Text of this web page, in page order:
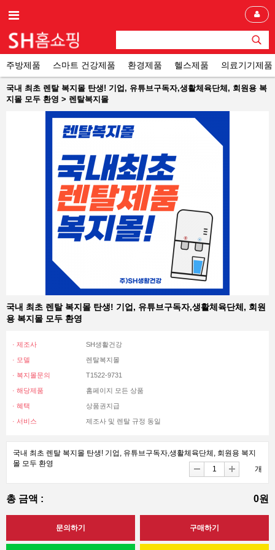
주방제품 스마트 건강제품 환경제품 헬스제품 의료기기제품
국내 최초 렌탈 복지몰 탄생! 기업, 유튜브구독자,생활체육단체, 회원용 복
지몰 모두 환영 > 렌탈복지몰
국내 최초 렌탈 복지몰 탄생! 기업, 유튜브구독자,생활체육단체, 회원
용 복지몰 모두 환영
· 제조사 SH생활건강
· 모델 렌탈복지몰
· 복지몰문의 T1522-9731
· 해당제품 홈페이지 모든 상품
· 혜택 상품권지급
· 서비스 제조사 및 렌탈 규정 동일
국내 최초 렌탈 복지몰 탄생! 기업, 유튜브구독자,생활체육단체, 회원용 복지
몰 모두 환영
개
총 금액 : 0원